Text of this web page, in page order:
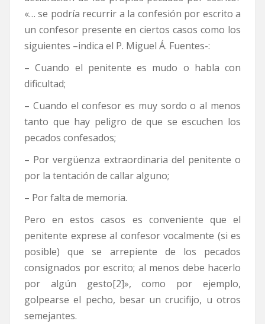
«… se podría recurrir a la confesión por escrito a
un confesor presente en ciertos casos como los
siguientes –indica el P. Miguel Á. Fuentes-:
– Cuando el penitente es mudo o habla con
dificultad;
– Cuando el confesor es muy sordo o al menos
tanto que hay peligro de que se escuchen los
pecados confesados;
– Por vergüenza extraordinaria del penitente o
por la tentación de callar alguno;
– Por falta de memoria.
Pero en estos casos es conveniente que el
penitente exprese al confesor vocalmente (si es
posible) que se arrepiente de los pecados
consignados por escrito; al menos debe hacerlo
por algún gesto[2]», como por ejemplo,
golpearse el pecho, besar un crucifijo, u otros
semejantes.